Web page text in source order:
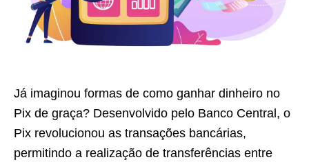
Já imaginou formas de como ganhar dinheiro no
Pix de graça? Desenvolvido pelo Banco Central, o
Pix revolucionou as transações bancárias,
permitindo a realização de transferências entre